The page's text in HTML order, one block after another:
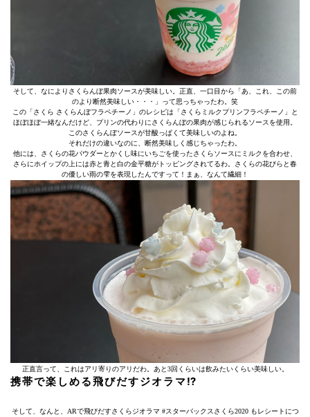
そして、なによりさくらんぼ果肉ソースが美味しい。正直、一口目から「あ、これ、この前
のより断然美味しい・・・」って思っちゃったわ。笑
この「さくら さくらんぼフラペチーノ」のレシピは「さくらミルクプリンフラペチーノ」と
ほぼほぼ一緒なんだけど、プリンの代わりにさくらんぼの果肉が感じられるソースを使用。
このさくらんぼソースが甘酸っぱくて美味しいのよね。
それだけの違いなのに、断然美味しく感じちゃったわ。
他には、さくらの花パウダーとかくし味にいちごを使ったさくらソースにミルクを合わせ、
さらにホイップの上には赤と青と白の金平糖がトッピングされてるわ。さくらの花びらと春
の優しい雨の雫を表現したんですって！まぁ、なんて繊細！
正直言って、これはアリ寄りのアリだわ。あと3回くらいは飲みたいくらい美味しい。
携帯で楽しめる飛びだすジオラマ⁉︎
そして、なんと、ARで飛びだすさくらジオラマ #スターバックスさくら2020 もレシートにつ